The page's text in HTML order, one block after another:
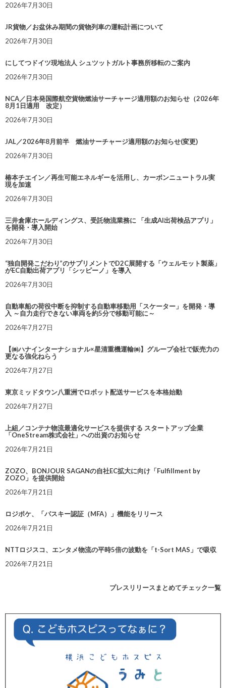
2026年7月30日
JR貨物／お盆休み期間の貨物列車の運転計画について
2026年7月30日
にしてつドイツ現地法人 シュツットガルト事務所移転のご案内
2026年7月30日
NCA／日本発国際航空貨物燃油サーチャージ適用額のお知らせ（2026年
8月1日適用 改定）
2026年7月30日
JAL／2026年8月前半 燃油サーチャージ適用額のお知らせ(変更)
2026年7月30日
椿本チエイン／再生可能エネルギーを活用し、カーボンニュートラル実
現を加速
2026年7月30日
三井倉庫ホールディングス、受託物流業務に 「生成AI出荷検品アプリ」
を開発・導入開始
2026年7月30日
“独自開発こだわり”のサプリメントでD2C展開する「ウェルモット製薬」
がEC自動出荷アプリ「シッピーノ」を導入
2026年7月30日
自動車船の荷役中断を抑制する自動車移動用「スケーター」を開発・導
入 ～自力走行できない車両を約5分で移動可能に～
2026年7月27日
【㈱ハナインターナショナル×星清重機運輸㈱】グループ会社で販売力の
更なる強化ねらう
2026年7月27日
東京ミッドタウン八重洲でロボット配送サービスを本格始動
2026年7月27日
上組／コンテナ物流最適化サービスを提供する スタートアップ企業
「OneStream株式会社」への出資のお知らせ
2026年7月21日
ZOZO、BONJOUR SAGANの自社EC拡大に向け「Fulfillment by
ZOZO」を提供開始
2026年7月21日
ロジポケ、「パスキー認証（MFA）」機能をリリース
2026年7月21日
NTTロジスコ、エンタメ物流の平時5倍の波動を「t-Sort MAS」で吸収
2026年7月21日
プレスリリースまとめてチェック一覧